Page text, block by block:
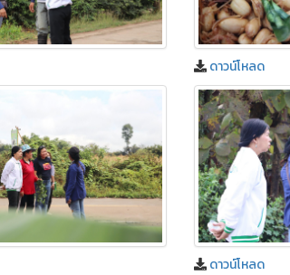
ดาวน์โหลด
ดาวน์โหลด